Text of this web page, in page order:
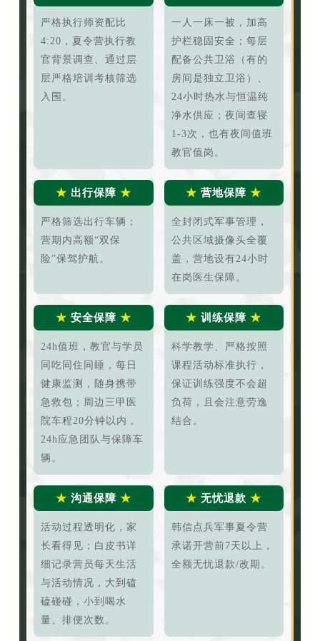
严格执行师资配比
4:20，夏令营执行教
官背景调查、通过层
层严格培训考核筛选
入围。
一人一床一被，加高
护栏稳固安全；每层
配备公共卫浴（有的
房间是独立卫浴）、
24小时热水与恒温纯
净水供应；夜间查寝
1-3次，也有夜间值班
教官值岗。
★ 出行保障 ★
严格筛选出行车辆；
营期内高额“双保
险”保驾护航。
★ 营地保障★
全封闭式军事管理，
公共区域摄像头全覆
盖，营地设有24小时
在岗医生保障。
★ 安全保障 ★
24h值班，教官与学员
同吃同住同睡，每日
健康监测，随身携带
急救包；周边三甲医
院车程20分钟以内，
24h应急团队与保障车
辆。
★ 训练保障★
科学教学、严格按照
课程活动标准执行，
保证训练强度不会超
负荷，且会注意劳逸
结合。
★ 沟通保障 ★
活动过程透明化，家
长看得见；白皮书详
细记录营员每天生活
与活动情况，大到磕
磕碰碰，小到喝水
量、排便次数。
★ 无忧退款★
韩信点兵军事夏令营
承诺开营前7天以上，
全额无忧退款/改期。